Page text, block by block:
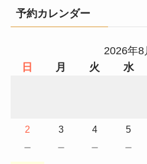
予約カレンダー
2026年8
日
月 火 水
2
－
3
－
4
－
5
－